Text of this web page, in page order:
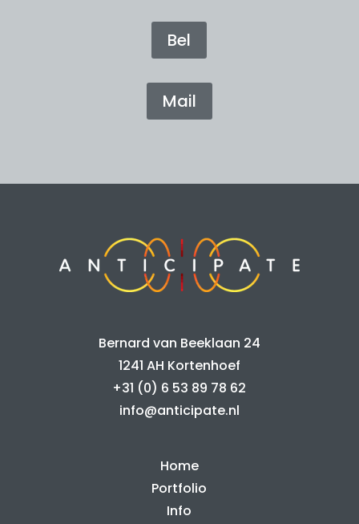
Bel
Mail
Bernard van Beeklaan 24
1241 AH Kortenhoef
+31 (0) 6 53 89 78 62
info@anticipate.nl
Home
Portfolio
Info